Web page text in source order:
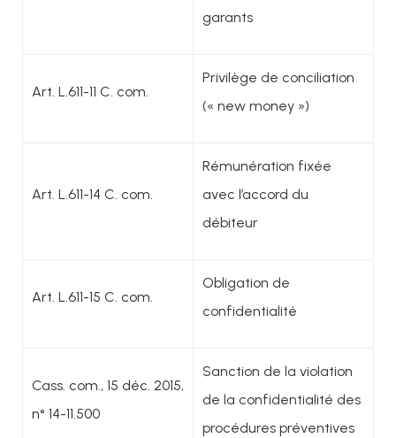
garants
Art. L.611-11 C. com.
Privilège de conciliation
(« new money »)
Art. L.611-14 C. com.
Rémunération fixée
avec l’accord du
débiteur
Art. L.611-15 C. com.
Obligation de
confidentialité
Cass. com., 15 déc. 2015,
n° 14-11.500
Sanction de la violation
de la confidentialité des
procédures préventives